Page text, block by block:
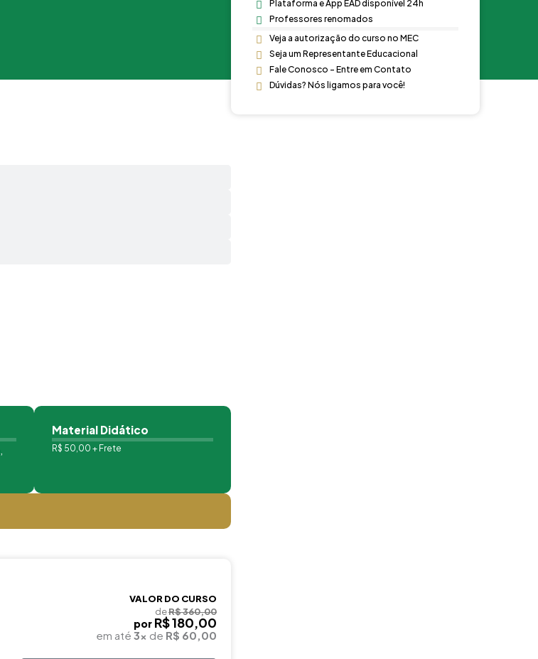
Material Didático
R$ 50,00 + Frete
VALOR DO CURSO
deR$ 360,00
por R$ 180,00
em até 3x de R$ 60,00
Plataforma e App EAD disponível 24h
Professores renomados
Veja a autorização do curso no MEC
Seja um Representante Educacional
Fale Conosco - Entre em Contato
Dúvidas? Nós ligamos para você!